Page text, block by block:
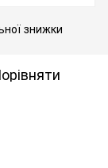
знижки